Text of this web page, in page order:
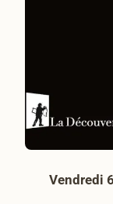
Vendredi